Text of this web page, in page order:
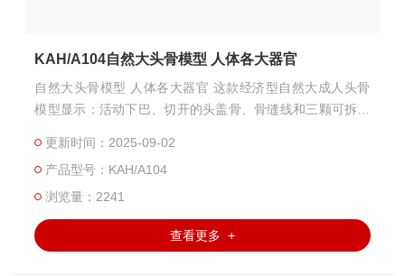
KAH/A104自然大头骨模型 人体各大器官
自然大头骨模型 人体各大器官 这款经济型自然大成人头骨
模型显示：活动下巴、切开的头盖骨、骨缝线和三颗可拆下
9x15x21CM。 包装： 53x39x55CM， 18件/箱， 22KG
更新时间：2025-09-02
产品型号：KAH/A104
浏览量：2241
查看更多 +